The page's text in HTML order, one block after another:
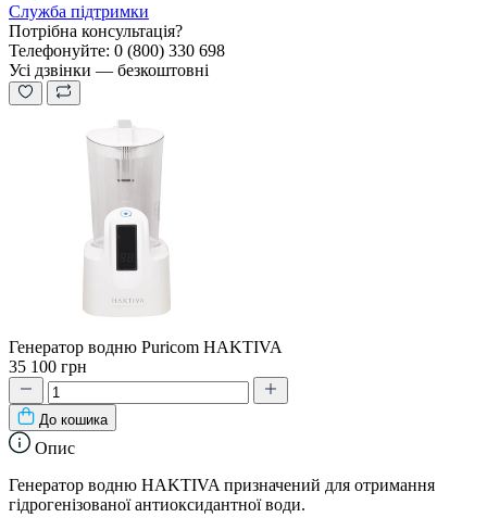
Служба підтримки
Потрібна консультація?
Телефонуйте: 0 (800) 330 698
Усі дзвінки — безкоштовні
Генератор водню Puricom HAKTIVA
35 100 грн
До кошика
Опис
Генератор водню HAKTIVA призначений для отримання
гідрогенізованої антиоксидантної води.